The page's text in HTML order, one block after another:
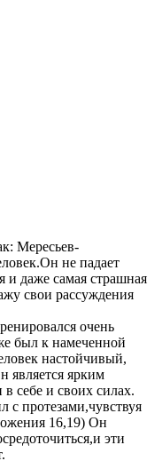
Мересьев-
не падает
и даже самая страшная
свои рассуждения
очень
был к намеченной
настойчивый,
ярким
себе и своих силах.
с протезами,чувствуя
16,19) Он
эти